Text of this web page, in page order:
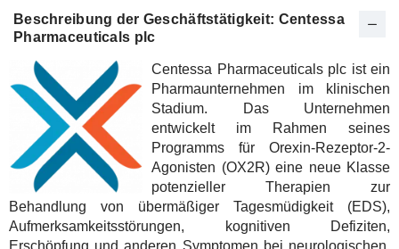
Beschreibung der Geschäftstätigkeit: Centessa
Pharmaceuticals plc
Centessa Pharmaceuticals plc ist ein
Pharmaunternehmen im klinischen
Stadium. Das Unternehmen
entwickelt im Rahmen seines
Programms für Orexin-Rezeptor-2-
Agonisten (OX2R) eine neue Klasse
potenzieller Therapien zur
Behandlung von übermäßiger Tagesmüdigkeit (EDS),
Aufmerksamkeitsstörungen, kognitiven Defiziten,
Erschöpfung und anderen Symptomen bei neurologischen,